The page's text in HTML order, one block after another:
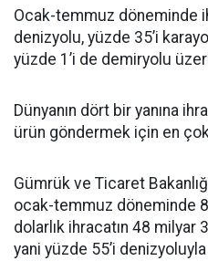
Ocak-temmuz döneminde
denizyolu, yüzde 35’i
yüzde 1’i de demiryolu
Dünyanın dört bir yanına
ürün göndermek için en
Gümrük ve Ticaret
ocak-temmuz döneminde
dolarlık ihracatın 48 milyar
yani yüzde 55’i